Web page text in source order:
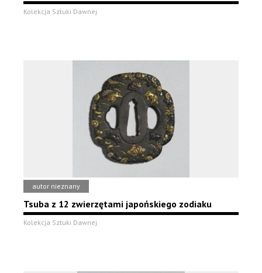
Kolekcja Sztuki Dawnej
autor nieznany
Tsuba z 12 zwierzętami japońskiego zodiaku
Kolekcja Sztuki Dawnej